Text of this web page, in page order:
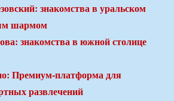
знакомства в уральском
шармом
знакомства в южной столице
Премиум-платформа для
развлечений